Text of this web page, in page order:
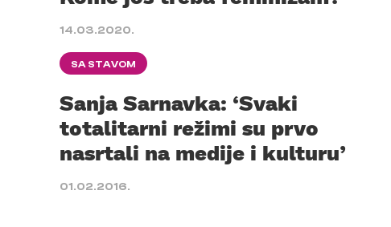
14.03.2020.
SA STAVOM
Sanja Sarnavka: ‘Svaki
totalitarni režimi su prvo
nasrtali na medije i kulturu’
01.02.2016.